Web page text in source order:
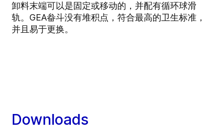
卸料末端可以是固定或移动的，并配有循环球滑
轨。GEA畚斗没有堆积点，符合最高的卫生标准，
并且易于更换。
Downloads